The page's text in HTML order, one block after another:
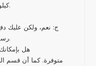
كيلومترًا فقط عن مطار قوانغتشو/شنتشن.
ج: نعم، ولكن عليك
رسوم العينة عند طلب أكثر من 300 قطعة.
3. هل